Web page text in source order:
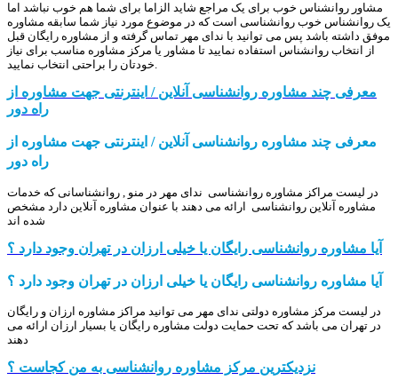
مشاور روانشناس خوب برای یک مراجع شاید الزاما برای شما هم خوب نباشد اما
یک روانشناس خوب روانشناسی است که در موضوع مورد نیاز شما سابقه مشاوره
موفق داشته باشد پس می توانید با ندای مهر تماس گرفته و از مشاوره رایگان قبل
از انتخاب روانشناس استفاده نمایید تا مشاور یا مرکز مشاوره مناسب برای نیاز
خودتان را براحتی انتخاب نمایید.
معرفی چند مشاوره روانشناسی آنلاین / اینترنتی جهت مشاوره از
راه دور
معرفی چند مشاوره روانشناسی آنلاین / اینترنتی جهت مشاوره از
راه دور
در لیست مراکز مشاوره روانشناسی ندای مهر در منو , روانشناسانی که خدمات
مشاوره آنلاین روانشناسی ارائه می دهند با عنوان مشاوره آنلاین دارد مشخص
شده اند
آیا مشاوره روانشناسی رایگان یا خیلی ارزان در تهران وجود دارد ؟
آیا مشاوره روانشناسی رایگان یا خیلی ارزان در تهران وجود دارد ؟
در لیست مرکز مشاوره دولتی ندای مهر می توانید مراکز مشاوره ارزان و رایگان
در تهران می باشد که تحت حمایت دولت مشاوره رایگان یا بسیار ارزان ارائه می
دهند
نزدیکترین مرکز مشاوره روانشناسی به من کجاست ؟